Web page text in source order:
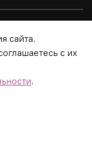
сайта.
с их
.